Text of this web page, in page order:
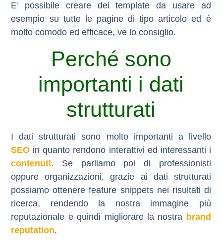
E’ possibile creare dei template da usare ad
esempio su tutte le pagine di tipo articolo ed è
molto comodo ed efficace, ve lo consiglio.
Perché sono
importanti i dati
strutturati
I dati strutturati sono molto importanti a livello
SEO in quanto rendono interattivi ed interessanti i
contenuti. Se parliamo poi di professionisti
oppure organizzazioni, grazie ai dati strutturati
possiamo ottenerefeature snippetsnei risultati di
ricerca, rendendo la nostra immagine più
reputazionale e quindi migliorare la nostra brand
reputation.